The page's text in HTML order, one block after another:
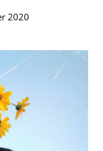
2020